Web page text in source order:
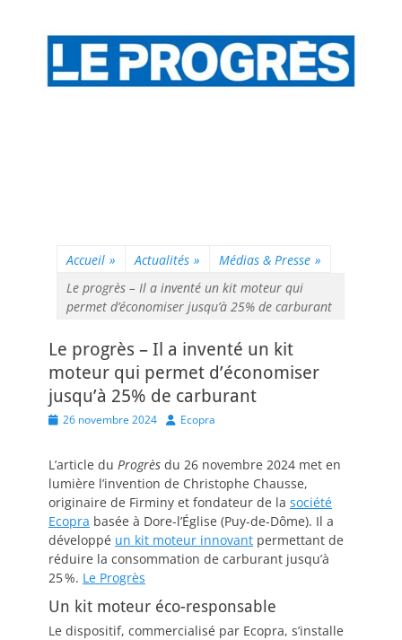
Accueil » Actualités » Médias & Presse »
Le progrès – Il a inventé un kit moteur qui
permet d’économiser jusqu’à 25% de carburant
Le progrès – Il a inventé un kit
moteur qui permet d’économiser
jusqu’à 25% de carburant
Posted
26 novembre 2024 AuthorEcopra
L’article du Progrès du 26 novembre 2024 met en
lumière l’invention de Christophe Chausse,
originaire de Firminy et fondateur de la société
Ecopra basée à Dore-l’Église (Puy-de-Dôme). Il a
développé un kit moteur innovant permettant de
réduire la consommation de carburant jusqu’à
25 %. Le Progrès
Un kit moteur éco-responsable
Le dispositif, commercialisé par Ecopra, s’installe